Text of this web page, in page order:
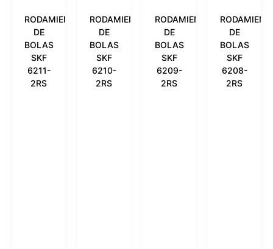
RODAMIENTO
DE
BOLAS
SKF
6211-
2RS
RODAMIENTO
DE
BOLAS
SKF
6210-
2RS
RODAMIENTO
DE
BOLAS
SKF
6209-
2RS
DE
BOLAS
SKF
6208-
2RS